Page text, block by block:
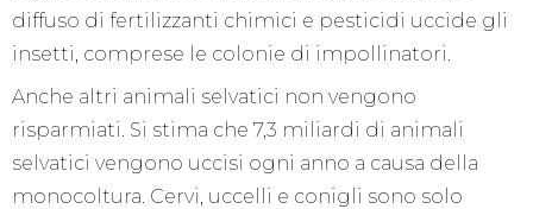
diffuso di fertilizzanti chimici e pesticidi uccide gli
insetti, comprese le colonie di impollinatori.
Anche altri animali selvatici non vengono
risparmiati. Si stima che 7,3 miliardi di animali
selvatici vengono uccisi ogni anno a causa della
monocoltura. Cervi, uccelli e conigli sono solo